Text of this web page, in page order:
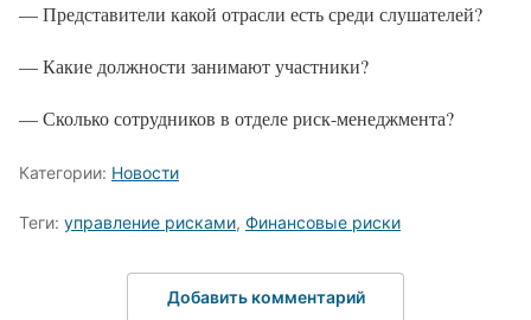
— Представители какой отрасли есть среди слушателей?
— Какие должности занимают участники?
— Сколько сотрудников в отделе риск-менеджмента?
Категории: Новости
Теги: управление рисками, Финансовые риски
Добавить комментарий